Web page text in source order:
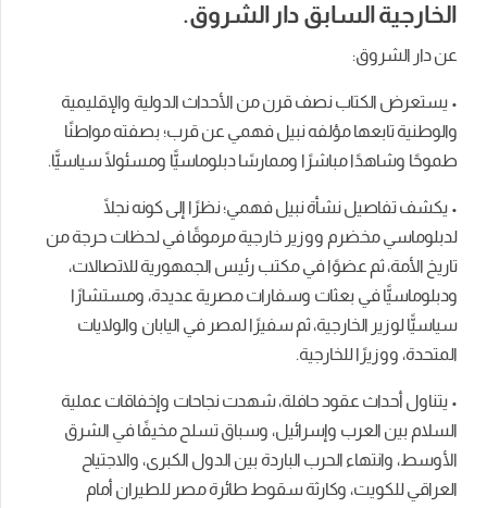
الخارجية السابق دار الشروق.
عن دار الشروق:
• يستعرض الكتاب نصف قرن من الأحداث الدولية والإقليمية
والوطنية تابعها مؤلفه نبيل فهمي عن قرب؛ بصفته مواطنًا
طموحًا وشاهدًا مباشرًا وممارسًا دبلوماسيًّا ومسئولًا سياسيًّا.
• يكشف تفاصيل نشأة نبيل فهمي؛ نظرًا إلى كونه نجلًا
لدبلوماسي مخضرم ووزير خارجية مرموقًا في لحظات حرجة من
تاريخ الأمة، ثم عضوًا في مكتب رئيس الجمهورية للاتصالات،
ودبلوماسيًّا في بعثات وسفارات مصرية عديدة، ومستشارًا
سياسيًّا لوزير الخارجية، ثم سفيرًا لمصر في اليابان والولايات
المتحدة، ووزيرًا للخارجية.
• يتناول أحداث عقود حافلة، شهدت نجاحات وإخفاقات عملية
السلام بين العرب وإسرائيل، وسباق تسلح مخيفًا في الشرق
الأوسط، وانتهاء الحرب الباردة بين الدول الكبرى، والاجتياح
العراقي للكويت، وكارثة سقوط طائرة مصر للطيران أمام